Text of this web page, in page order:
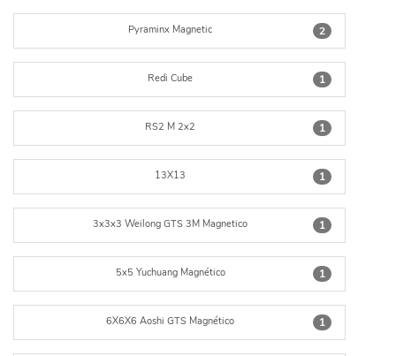
2
Pyraminx Magnetic
1
Redi Cube
1
RS2 M 2x2
1
13X13
1
3x3x3 Weilong GTS 3M Magnetico
1
5x5 Yuchuang Magnético
1
6X6X6 Aoshi GTS Magnético